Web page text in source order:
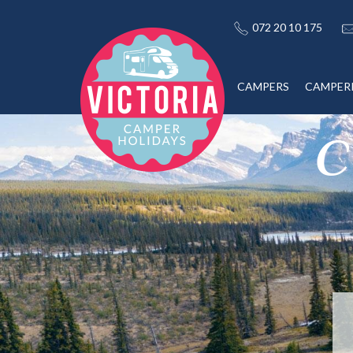
072 20 10 175
CAMPERS